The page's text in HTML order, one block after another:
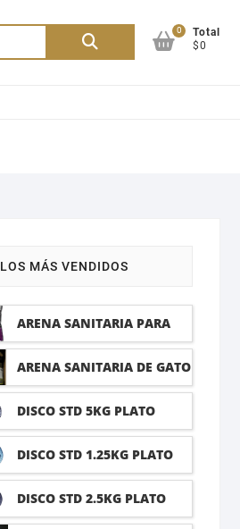
Buscar
0
Total
$0
LOS MÁS VENDIDOS
ARENA SANITARIA PARA
GATO LAVANDA 10 LTI
ARENA SANITARIA DE GATO
5 LT
DISCO STD 5KG PLATO
DISCO STD 1.25KG PLATO
DISCO STD 2.5KG PLATO